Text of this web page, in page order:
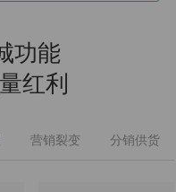
功能
红利
营销裂变 分销供货